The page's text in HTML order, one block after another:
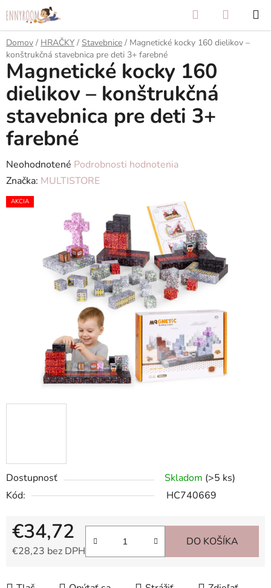
na
obsah
Hľadať
KOŠÍK
Domov / HRAČKY / Stavebnice / Magnetické kocky 160 dielikov –
konštrukčná stavebnica pre deti 3+ farebné
Dostupnosť Skladom (>5 ks)
Kód:
HC740669
€34,72
€28,23 bez DPH
DO KOŠÍKA
Magnetické kocky 160
dielikov – konštrukčná
stavebnica pre deti 3+
farebné
Priemerné
hodnotenie
produktu
hviezdičiek.
Neohodnotené Podrobnosti hodnotenia
Značka: MULTISTORE
AKCIA